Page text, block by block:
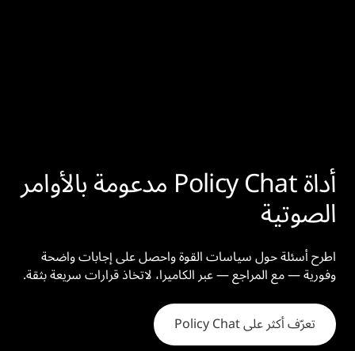
أداة Policy Chat مدعومة بالأوامر
الصوتية
اطرح أسئلة حول سياسات القوة واحصل على إجابات واضحة
وفورية — مع المراجع — عبر الكاميرا، لاتخاذ قرارات سريعة بثقة.
تعرّف أكثر على Policy Chat
اطرح الأسئلة الروتينية حول المعلومات التي تساعدك في هذا
المجال، دون أن ترفع عينيك عن المشهد.
عن لوحات المركبات، ومعلومات الطقس، وحالة المرور، والمتوقع
إطلاقها في وقت لاحق من هذا العام.